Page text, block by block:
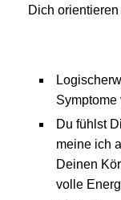
Dich orientieren
Symptome
Du fühlst
meine ich
Deinen
volle